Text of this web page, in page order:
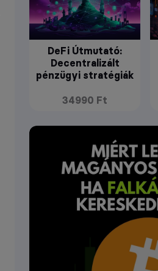
DeFi Útmutató:
Decentralizált
pénzügyi stratégiák
34990 Ft